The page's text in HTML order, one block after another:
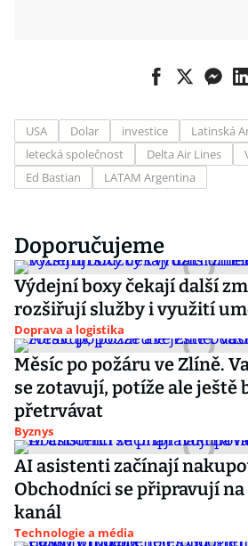
USA Dolar investice
Latinská
letecká společnost
Delta Air Lines
Ed Bastian
LATAM Argentina
Doporučujeme
Výdejní boxy čekají další
rozšiřují služby i využití
Doprava a logistika
Měsíc po požáru ve Zlíně.
se zotavují, potíže ale ještě
přetrvávat
Byznys
AI asistenti začínají
Obchodníci se připravují
kanál
Technologie a média